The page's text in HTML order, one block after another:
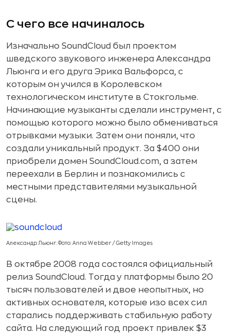
С чего все начиналось
Изначально SoundCloud был проектом
шведского звукового инженера Александра
Льюнга и его друга Эрика Вальфорса, с
которым он учился в Королевском
технологическом институте в Стокгольме.
Начинающие музыканты сделали инструмент, с
помощью которого можно было обмениваться
отрывками музыки. Затем они поняли, что
создали уникальный продукт. За $400 они
приобрели домен SoundCloud.com, а затем
переехали в Берлин и познакомились с
местными представителями музыкальной
сцены.
Александр Льюнг. Фото: Anna Webber / Getty Images
В октябре 2008 года состоялся официальный
релиз SoundCloud. Тогда у платформы было 20
тысяч пользователей и двое неопытных, но
активных основателя, которые изо всех сил
старались поддерживать стабильную работу
сайта. На следующий год проект привлек $3